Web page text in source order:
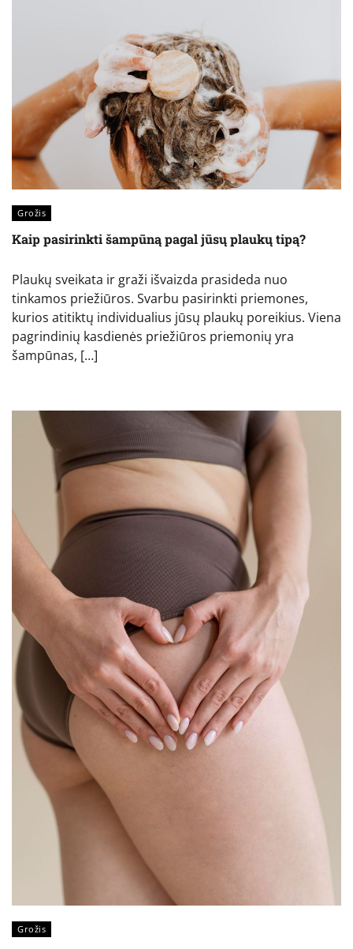
Grožis
Kaip pasirinkti šampūną pagal jūsų plaukų tipą?
Plaukų sveikata ir graži išvaizda prasideda nuo
tinkamos priežiūros. Svarbu pasirinkti priemones,
kurios atitiktų individualius jūsų plaukų poreikius. Viena
pagrindinių kasdienės priežiūros priemonių yra
šampūnas, […]
Grožis